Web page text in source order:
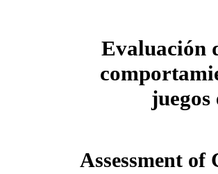
Evaluación
juegos
Assessment of